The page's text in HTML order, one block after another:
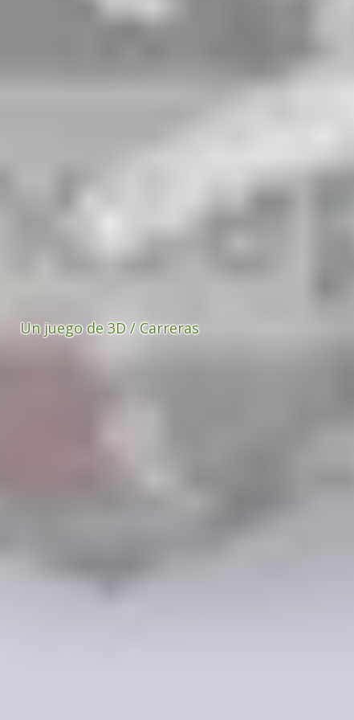
Un juego de 3D / Carreras